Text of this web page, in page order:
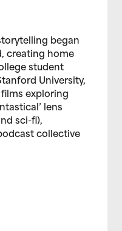
began
creating home
student
University,
exploring
lens
sci-fi),
collective